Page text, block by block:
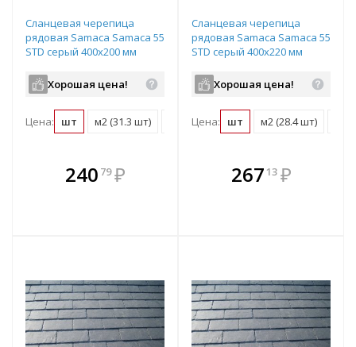
Сланцевая черепица
рядовая Samaca Samaca 55
STD серый 400х200 мм
Хорошая цена!
Цена: шт м2 (31.3 шт) поддон (1300 шт)
240 79 ₽
В комплекте
всегда выгоднее!
Сланцевая черепица
рядовая Samaca Samaca 55
STD серый 400х220 мм
Хорошая цена!
Цена: шт м2 (28.4 шт)
В комплекте
всегда выгоднее!
267 13 ₽